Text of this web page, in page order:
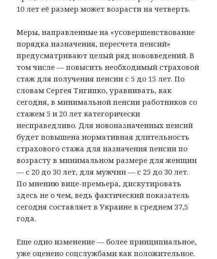
10 лет её размер может возрасти на четверть.
Меры, направленные на «усовершенствование
порядка назначения, пересчета пенсий»
предусматривают целый ряд нововведений. В
том числе — повысить необходимый страховой
стаж для получения пенсии с 5 до 15 лет. По
словам Сергея Тигипко, уравнивать, как
сегодня, в минимальной пенсии работников со
стажем 5 и 20 лет категорически
несправедливо. Для новоназначенных пенсий
будет повышена нормативная длительность
страхового стажа для назначения пенсии по
возрасту в минимальном размере для женщин
— с 20 до 30 лет, для мужчин — с 25 до 30 лет.
По мнению вице-премьера, дискутировать
здесь не о чем, ведь фактический показатель
сегодня составляет в Украине в среднем 37,5
года.
Еще одно изменение — более принципиальное,
уже оценено соцслужбами как положительное.